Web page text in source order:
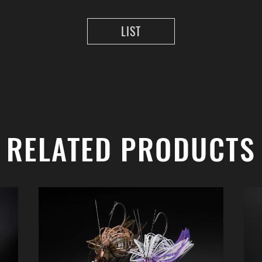
LIST
RELATED PRODUCTS